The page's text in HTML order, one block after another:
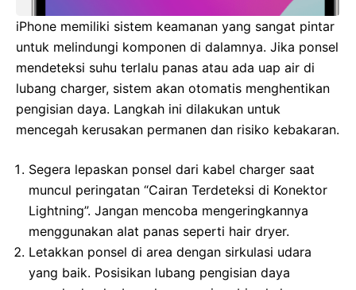
iPhone memiliki sistem keamanan yang sangat pintar
untuk melindungi komponen di dalamnya. Jika ponsel
mendeteksi suhu terlalu panas atau ada uap air di
lubang charger, sistem akan otomatis menghentikan
pengisian daya. Langkah ini dilakukan untuk
mencegah kerusakan permanen dan risiko kebakaran.
Segera lepaskan ponsel dari kabel charger saat
muncul peringatan “Cairan Terdeteksi di Konektor
Lightning”. Jangan mencoba mengeringkannya
menggunakan alat panas seperti hair dryer.
Letakkan ponsel di area dengan sirkulasi udara
yang baik. Posisikan lubang pengisian daya